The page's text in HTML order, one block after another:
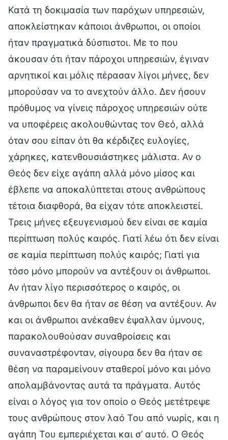
Κατά τη δοκιμασία των παρόχων υπηρεσιών,
αποκλείστηκαν κάποιοι άνθρωποι, οι οποίοι
ήταν πραγματικά δύσπιστοι. Με το που
άκουσαν ότι ήταν πάροχοι υπηρεσιών, έγιναν
αρνητικοί και μόλις πέρασαν λίγοι μήνες, δεν
μπορούσαν να το ανεχτούν άλλο. Δεν ήσουν
πρόθυμος να γίνεις πάροχος υπηρεσιών ούτε
να υποφέρεις ακολουθώντας τον Θεό, αλλά
όταν σου είπαν ότι θα κέρδιζες ευλογίες,
χάρηκες, κατενθουσιάστηκες μάλιστα. Αν ο
Θεός δεν είχε αγάπη αλλά μόνο μίσος και
έβλεπε να αποκαλύπτεται στους ανθρώπους
τέτοια διαφθορά, θα είχαν τότε αποκλειστεί.
Τρεις μήνες εξευγενισμού δεν είναι σε καμία
περίπτωση πολύς καιρός. Γιατί λέω ότι δεν είναι
σε καμία περίπτωση πολύς καιρός; Γιατί για
τόσο μόνο μπορούν να αντέξουν οι άνθρωποι.
Αν ήταν λίγο περισσότερος ο καιρός, οι
άνθρωποι δεν θα ήταν σε θέση να αντέξουν. Αν
και οι άνθρωποι ανέκαθεν έψαλλαν ύμνους,
παρακολουθούσαν συναθροίσεις και
συναναστρέφονταν, σίγουρα δεν θα ήταν σε
θέση να παραμείνουν σταθεροί μόνο και μόνο
απολαμβάνοντας αυτά τα πράγματα. Αυτός
είναι ο λόγος για τον οποίο ο Θεός μετέτρεψε
τους ανθρώπους στον λαό Του από νωρίς, και η
αγάπη Του εμπεριέχεται και σ’ αυτό. Ο Θεός